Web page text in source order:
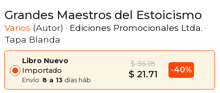
Grandes Maestros del Estoicismo
Varios (Autor) · Ediciones Promocionales Ltda. ·
Tapa Blanda
Libro Nuevo
Importado
Envío: 8 a 13 días háb.
$ 36.18
$ 21.71 -40%